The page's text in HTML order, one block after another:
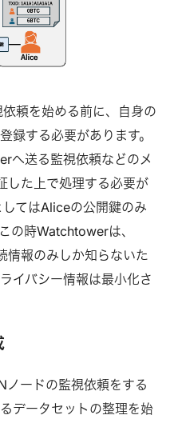
頼を始める前に、自身の
する必要があります。
へ送る監視依頼などのメ
した上で処理する必要が
てはAliceの公開鍵のみ
の時Watchtowerは、
情報のみしか知らないた
イバシー情報は最小化さ
ードの監視依頼をする
データセットの整理を始